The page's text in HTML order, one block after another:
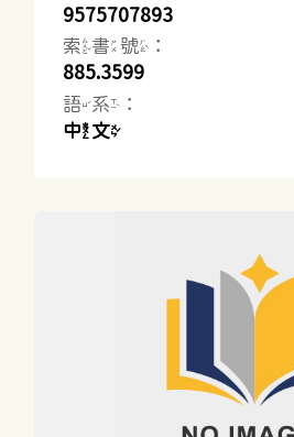
9575707893
索書號：
885.3599
語系：
中文